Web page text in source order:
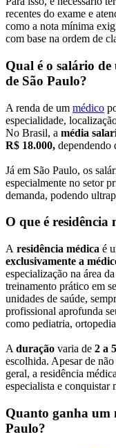
recentes do exame e
como a nota mínima
com base na ordem de
Qual é o salário
de São Paulo?
A renda de um médico
especialidade,
No Brasil, a média
R$ 18.000, dependendo
Já em São Paulo, os
especialmente no setor
demanda, podendo
O que é residência
A residência médica é
exclusivamente a
especialização na área
treinamento prático em
unidades de saúde,
profissional aprofunda
como pediatria,
A duração varia de 2 a
escolhida. Apesar de
geral, a residência
especialista e conquistar
Quanto ganha um
Paulo?